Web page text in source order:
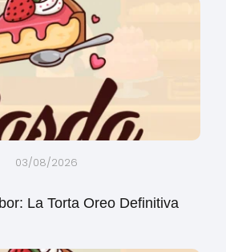
03/08/2026
La Torta Oreo Definitiva